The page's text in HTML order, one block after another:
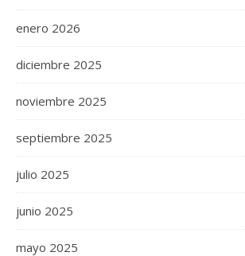
enero 2026
diciembre 2025
noviembre 2025
septiembre 2025
julio 2025
junio 2025
mayo 2025